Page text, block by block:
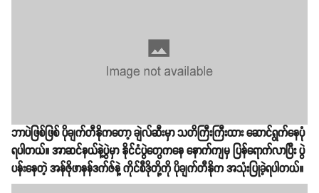
ဘာပဲဖြစ်ဖြစ် ပိုချက်တီနိုကတော့ ချဲလ်ဆီးမှာ သတိကြီးကြီးထား ဆောင်ရွက်နေပုံ
ရပါတယ်။ အာဆင်နယ်နဲ့ပွဲမှာ နိုင်ငံပွဲတွေကနေ နောက်ကျမှ ပြန်ရောက်လာပြီး ပွဲ
ပန်းနေတဲ့ အန်ဇိုဖာနန်ဒက်ဇ်နဲ့ ကိုင်စီဒိုတို့ကို ပိုချက်တီနိုက အသုံးပြုခဲ့ရပါတယ်။